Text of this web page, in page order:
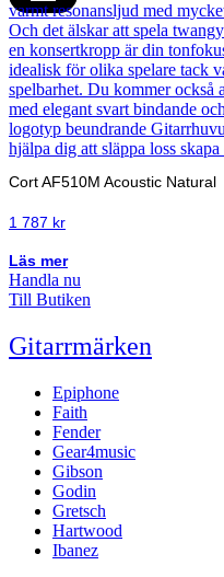
Cort AF510M Acoustic Natural
1 787 kr
Läs mer
Handla nu
Till Butiken
Gitarrmärken
Epiphone
Faith
Fender
Gear4music
Gibson
Godin
Gretsch
Hartwood
Ibanez